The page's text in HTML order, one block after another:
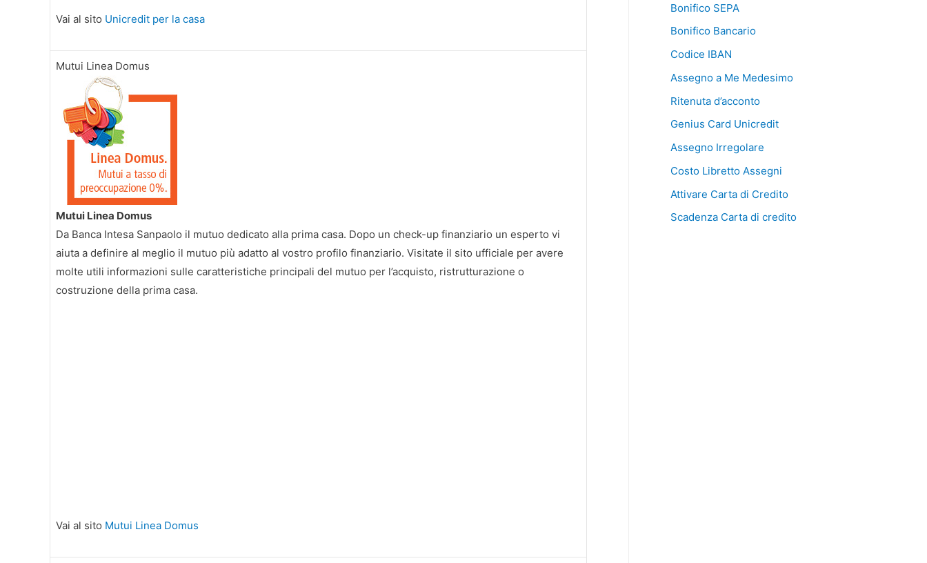
Vai al sito Unicredit per la casa
Mutui Linea Domus
Mutui Linea Domus
Da Banca Intesa Sanpaolo il mutuo dedicato alla prima casa. Dopo un check-up finanziario un esperto vi
aiuta a definire al meglio il mutuo più adatto al vostro profilo finanziario. Visitate il sito ufficiale per avere
molte utili informazioni sulle caratteristiche principali del mutuo per l’acquisto, ristrutturazione o
costruzione della prima casa.
Vai al sito Mutui Linea Domus
Bonifico SEPA
Bonifico Bancario
Codice IBAN
Assegno a Me Medesimo
Ritenuta d’acconto
Genius Card Unicredit
Assegno Irregolare
Costo Libretto Assegni
Attivare Carta di Credito
Scadenza Carta di credito